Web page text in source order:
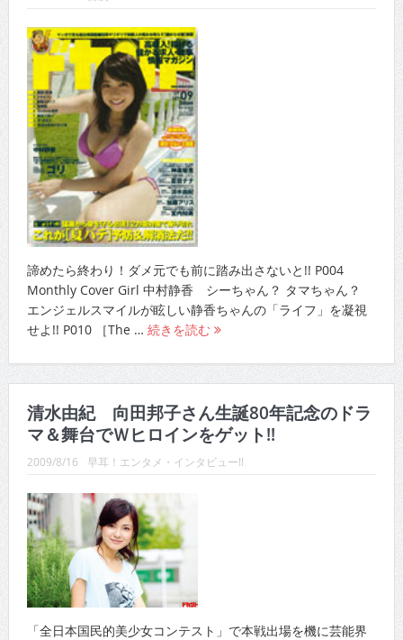
諦めたら終わり！ダメ元でも前に踏み出さないと!! P004
Monthly Cover Girl 中村静香 シーちゃん？ タマちゃん？
エンジェルスマイルが眩しい静香ちゃんの「ライフ」を凝視
せよ!! P010 ［The … 続きを読む
清水由紀 向田邦子さん生誕80年記念のドラ
マ＆舞台でＷヒロインをゲット!!
2009/8/16 早耳！エンタメ・インタビュー!!
「全日本国民的美少女コンテスト」で本戦出場を機に芸能界